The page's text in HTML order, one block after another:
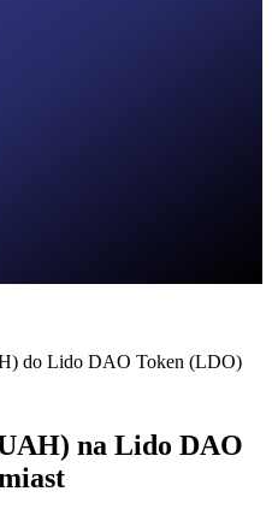
do Lido DAO Token (LDO)
na Lido DAO